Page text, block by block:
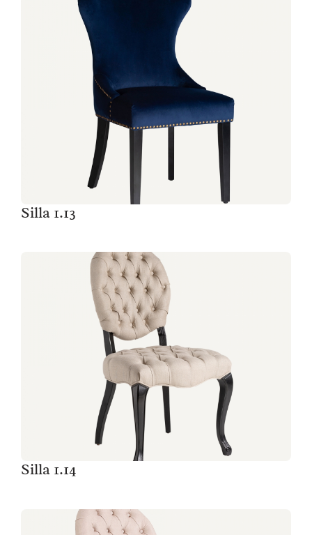
Silla 1.13
Silla 1.14